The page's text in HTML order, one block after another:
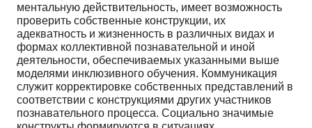
ментальную дей­ствительность, имеет возможность
проверить собствен­ные конструкции, их
адекватность и жизненность в раз­личных видах и
формах коллективной познавательной и иной
деятельности, обеспечиваемых указанными вы­ше
моделями инклюзивного обучения. Коммуникация
служит корректировке собственных представлений в
со­ответствии с конструкциями других участников
позна­вательного процесса. Социально значимые